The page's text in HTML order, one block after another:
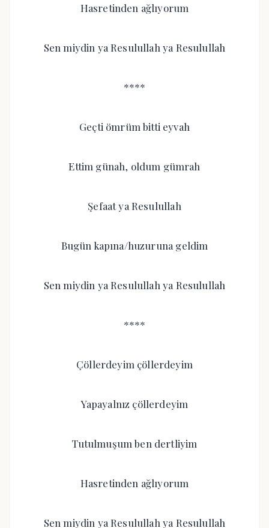
Hasretinden ağlıyorum
Sen miydin ya Resulullah ya Resulullah
****
Geçti ömrüm bitti eyvah
Ettim günah, oldum gümrah
Şefaat ya Resulullah
Bugün kapına/huzuruna geldim
Sen miydin ya Resulullah ya Resulullah
****
Çöllerdeyim çöllerdeyim
Yapayalnız çöllerdeyim
Tutulmuşum ben dertliyim
Hasretinden ağlıyorum
Sen miydin ya Resulullah ya Resulullah